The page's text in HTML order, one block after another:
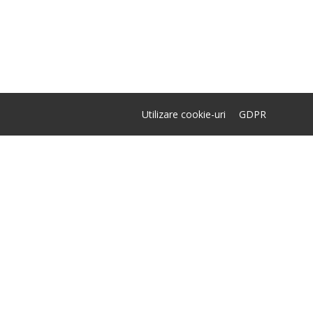
Utilizare cookie-uri GDPR